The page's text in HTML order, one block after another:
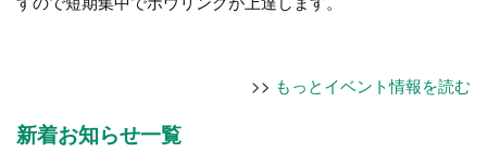
>> もっとイベント情報を読む
新着お知らせ一覧